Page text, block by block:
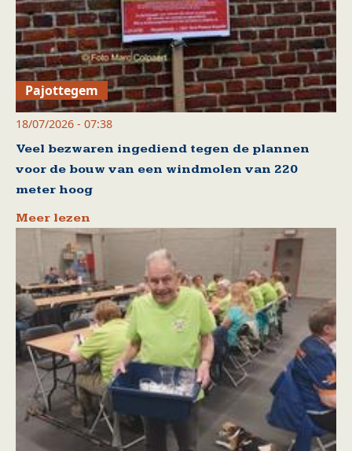
Pajottegem
18/07/2026 - 07:38
Veel bezwaren ingediend tegen de plannen
voor de bouw van een windmolen van 220
meter hoog
Meer lezen